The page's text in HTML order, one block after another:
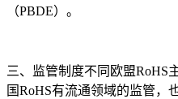
（PBDE）。
三、监管制度不同欧盟RoHS
国RoHS有流通领域的监管，